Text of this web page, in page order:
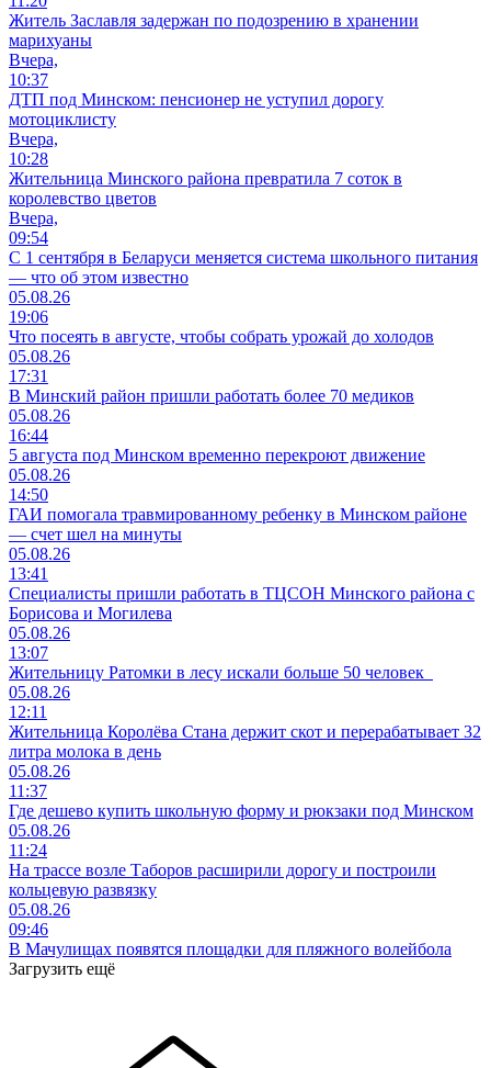
Житель Заславля задержан по подозрению в хранении
марихуаны
Вчера,
10:37
ДТП под Минском: пенсионер не уступил дорогу
мотоциклисту
Вчера,
10:28
Жительница Минского района превратила 7 соток в
королевство цветов
Вчера,
09:54
С 1 сентября в Беларуси меняется система школьного питания
— что об этом известно
05.08.26
19:06
Что посеять в августе, чтобы собрать урожай до холодов
05.08.26
17:31
В Минский район пришли работать более 70 медиков
05.08.26
16:44
5 августа под Минском временно перекроют движение
05.08.26
14:50
ГАИ помогала травмированному ребенку в Минском районе
— счет шел на минуты
05.08.26
13:41
Специалисты пришли работать в ТЦСОН Минского района с
Борисова и Могилева
05.08.26
13:07
Жительницу Ратомки в лесу искали больше 50 человек
05.08.26
12:11
Жительница Королёва Стана держит скот и перерабатывает 32
литра молока в день
05.08.26
11:37
Где дешево купить школьную форму и рюкзаки под Минском
05.08.26
11:24
На трассе возле Таборов расширили дорогу и построили
кольцевую развязку
05.08.26
09:46
В Мачулищах появятся площадки для пляжного волейбола
Загрузить ещё